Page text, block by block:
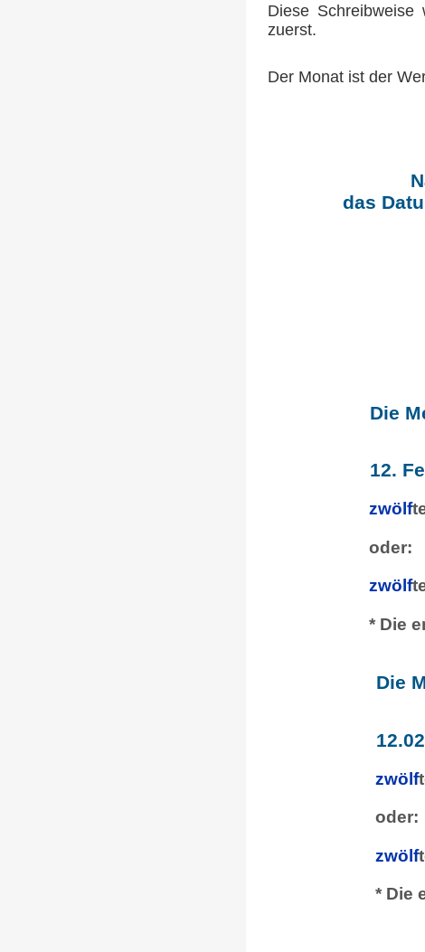
Diese
zuerst.
Der Monat ist der
das
Die
12.
zwölf
oder:
zwölf
* Die
Die
zwölf
oder:
zwölf
* Die